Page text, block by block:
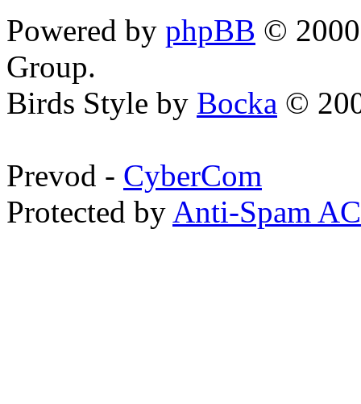
Powered by phpBB ©
Group.
Birds Style by Bocka ©
Prevod - CyberCom
Protected by Anti-Spam